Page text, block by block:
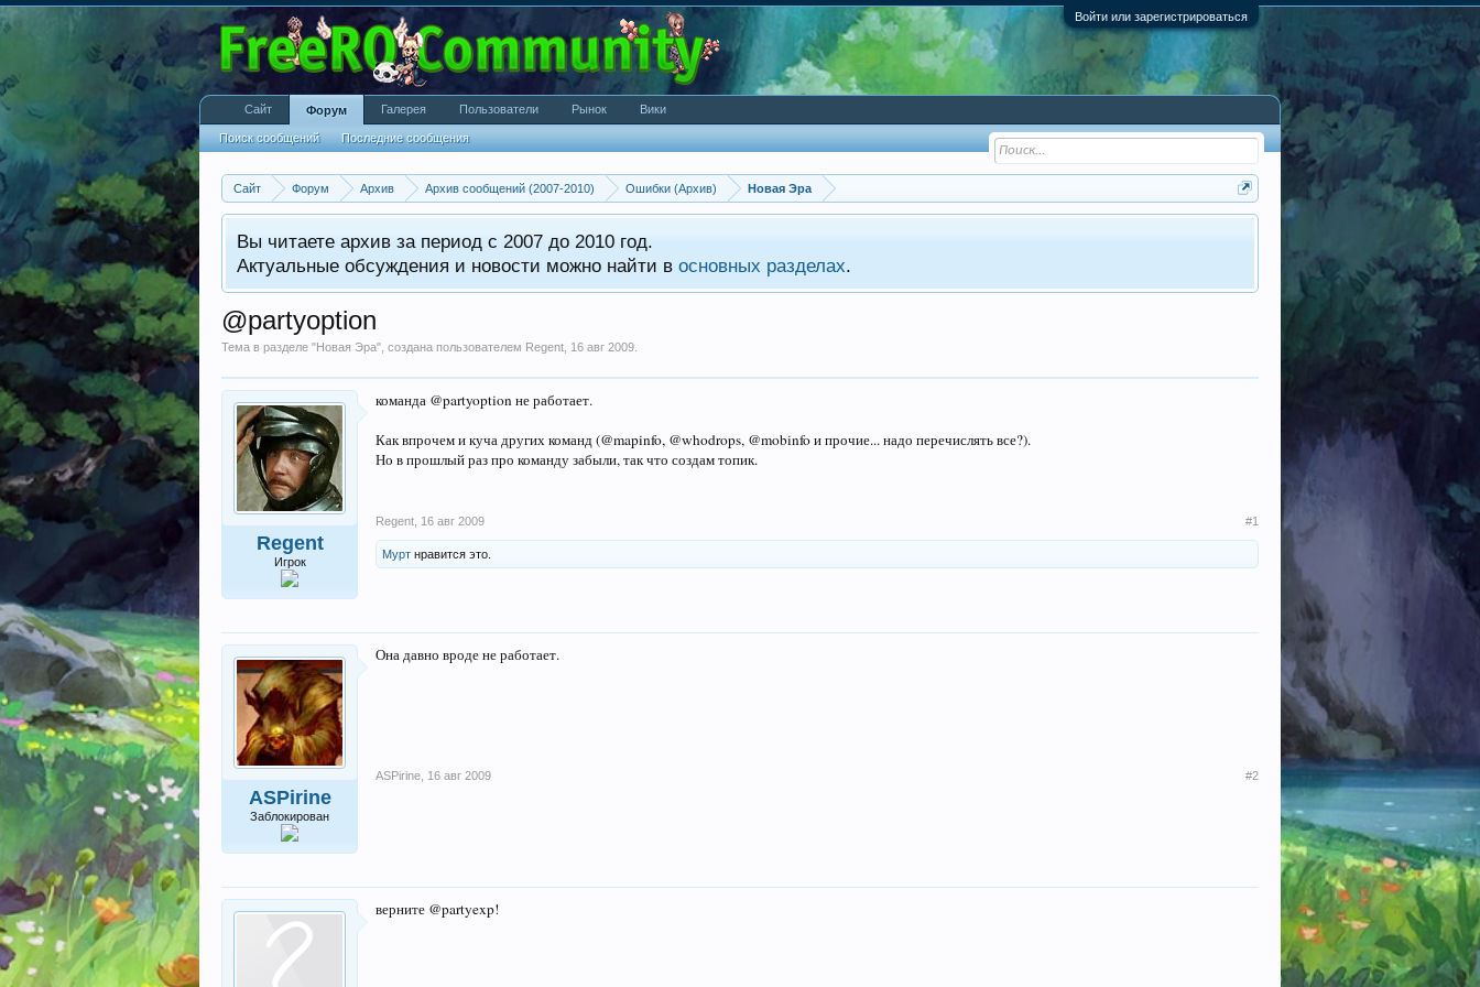
Войти или зарегистрироваться
Сайт Форум Архив Архив сообщений (2007-2010) Ошибки (Архив) Новая Эра
Вы читаете архив за период с 2007 до 2010 год.
Актуальные обсуждения и новости можно найти в основных разделах.
@partyoption
Тема в разделе "Новая Эра", создана пользователем Regent 16 авг 2009
Regent
Игрок
команда @partyoption не работает.
Как впрочем и куча других команд (@mapinfo, @whodrops, @mobinfo и прочие... надо перечислять все?).
Но в прошлый раз про команду забыли, так что создам топик.
Regent 16 авг 2009 #1
Мурт нравится это.
ASPirine
Заблокирован
Она давно вроде не работает.
ASPirine 16 авг 2009 #2
верните @partyexp!
Сайт Форум
Поиск сообщений Последние сообщения
Галерея Пользователи Рынок Вики